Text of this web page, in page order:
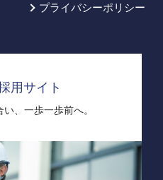
プライバシーポリシー
用サイト
、 一歩一歩前へ。